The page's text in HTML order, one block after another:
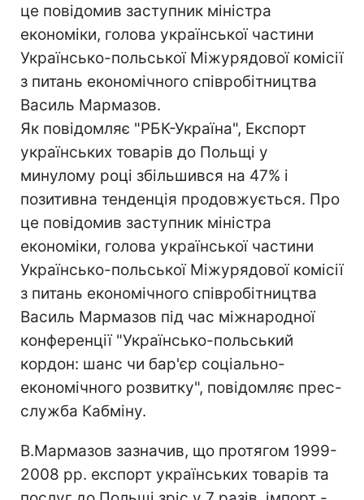
це повідомив заступник міністра
економіки, голова української частини
Українсько-польської Міжурядової комісії
з питань економічного співробітництва
Василь Мармазов.
Як повідомляє "РБК-Україна", Експорт
українських товарів до Польщі у
минулому році збільшився на 47% і
позитивна тенденція продовжується. Про
це повідомив заступник міністра
економіки, голова української частини
Українсько-польської Міжурядової комісії
з питань економічного співробітництва
Василь Мармазов під час міжнародної
конференції "Українсько-польський
кордон: шанс чи бар'єр соціально-
економічного розвитку", повідомляє прес-
служба Кабміну.
В.Мармазов зазначив, що протягом 1999-
2008 рр. експорт українських товарів та